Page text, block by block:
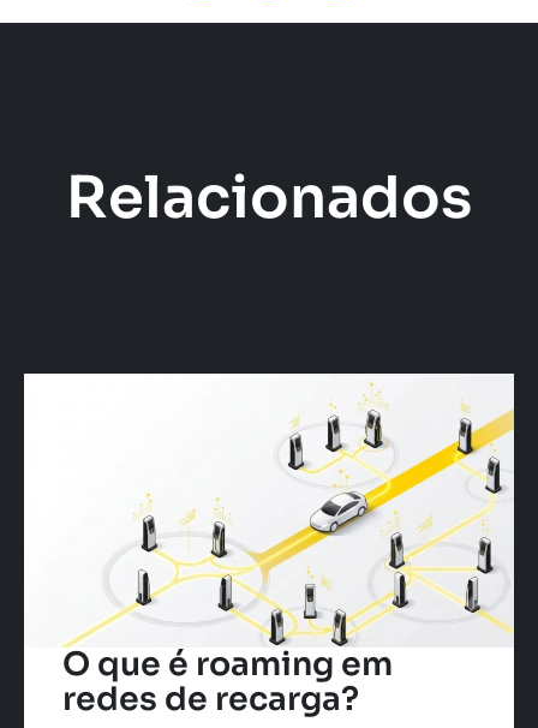
Relacionados
O que é roaming em
redes de recarga?